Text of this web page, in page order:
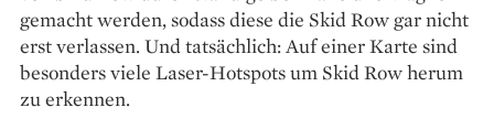
gemacht werden, sodass diese die Skid Row gar nicht
erst verlassen. Und tatsächlich: Auf einer Karte sind
besonders viele Laser-Hotspots um Skid Row herum
zu erkennen.